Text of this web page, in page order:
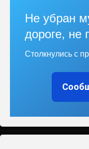
Не убран
дороге, не
Столкнулись с